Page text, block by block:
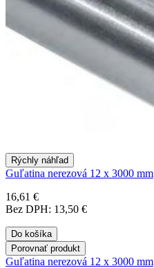
Rýchly náhľad
Guľatina nerezová 12 x 3000 mm
16,61 €
Bez DPH: 13,50 €
Do košíka
Porovnať produkt
Guľatina nerezová 12 x 3000 mm